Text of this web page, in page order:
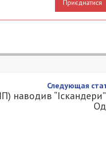
Приєднатися
через
– екс-